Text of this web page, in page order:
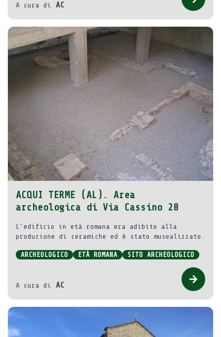
A cura di AC
ACQUI TERME (AL). Area
archeologica di Via Cassino 28
L’edificio in età romana era adibito alla
produzione di ceramiche ed è stato musealizzato.
ARCHEOLOGICO ETÀ ROMANA SITO ARCHEOLOGICO
A cura di AC